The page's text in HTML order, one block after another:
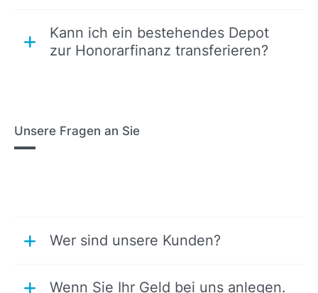
Kann ich ein bestehendes Depot
zur Honorarfinanz transferieren?
Unsere Fragen an Sie
Wer sind unsere Kunden?
Wenn Sie Ihr Geld bei uns anlegen.